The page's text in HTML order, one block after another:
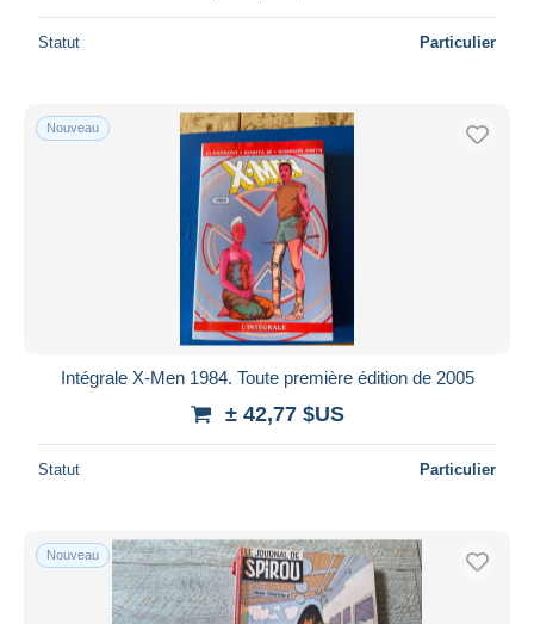
Statut Particulier
Nouveau
Intégrale X-Men 1984. Toute première édition de 2005
± 42,77 $US
Statut Particulier
Nouveau